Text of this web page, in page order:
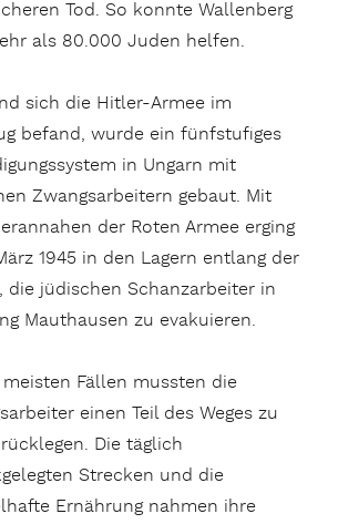
Tod. So konnte Wallenberg
als 80.000 Juden helfen.
sich die Hitler-Armee im
befand, wurde ein fünfstufiges
in Ungarn mit
Zwangsarbeitern gebaut. Mit
der Roten Armee erging
1945 in den Lagern entlang der
die jüdischen Schanzarbeiter in
Mauthausen zu evakuieren.
Fällen mussten die
einen Teil des Weges zu
Die täglich
Strecken und die
Ernährung nahmen ihre